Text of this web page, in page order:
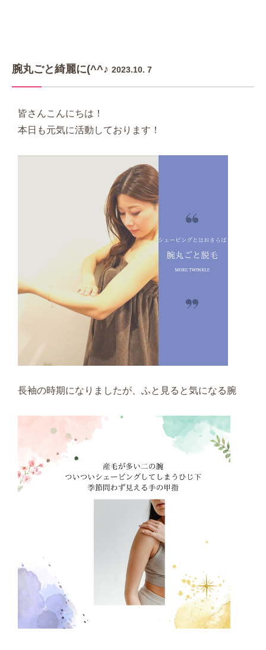
腕丸ごと綺麗に(^^♪ 2023.10. 7
皆さんこんにちは！
本日も元気に活動しております！
長袖の時期になりましたが、ふと見ると気になる腕